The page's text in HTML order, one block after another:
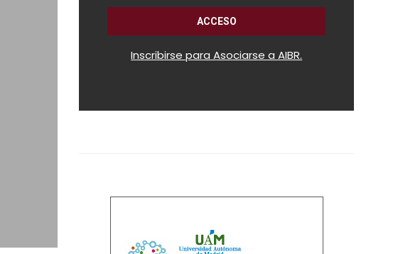
Inscribirse para Asociarse a AIBR.